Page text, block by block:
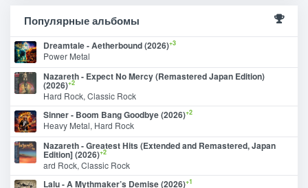
Популярные альбомы
Dreamtale - Aetherbound (2026)+3
Power Metal
Nazareth - Expect No Mercy (Remastered Japan Edition)
(2026)+2
Hard Rock, Classic Rock
Sinner - Boom Bang Goodbye (2026)+2
Heavy Metal, Hard Rock
Nazareth - Greatest Hits (Extended and Remastered, Japan
Edition] (2026)+2
ard Rock, Classic Rock
Lalu - A Mythmaker’s Demise (2026)+1